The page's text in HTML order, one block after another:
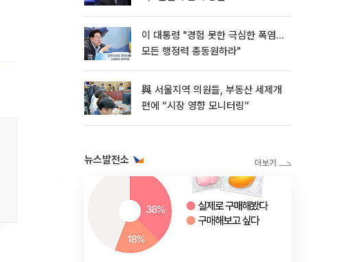
이 대통령 "경험 못한 극심한 폭염…
모든 행정력 총동원하라"
與 서울지역 의원들, 부동산 세제개
편에 “시장 영향 모니터링”
뉴스발전소